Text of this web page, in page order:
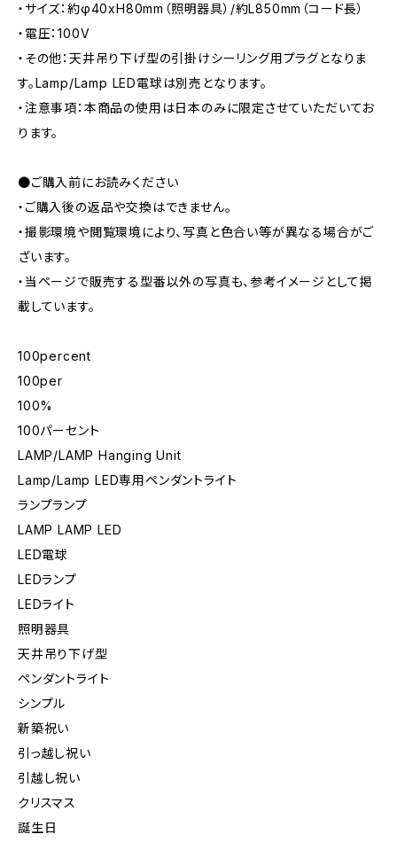
・サイズ：約φ40xH80mm（照明器具）/約L850mm（コード長）
・電圧：100V
・その他：天井吊り下げ型の引掛けシーリング用プラグとなりま
す。Lamp/Lamp LED電球は別売となります。
・注意事項：本商品の使用は日本のみに限定させていただいてお
ります。
●ご購入前にお読みください
・ご購入後の返品や交換はできません。
・撮影環境や閲覧環境により、写真と色合い等が異なる場合がご
ざいます。
・当ページで販売する型番以外の写真も、参考イメージとして掲
載しています。
100percent
100per
100%
100パーセント
LAMP/LAMP Hanging Unit
Lamp/Lamp LED専用ペンダントライト
ランプランプ
LAMP LAMP LED
LED電球
LEDランプ
LEDライト
照明器具
天井吊り下げ型
ペンダントライト
シンプル
新築祝い
引っ越し祝い
引越し祝い
クリスマス
誕生日